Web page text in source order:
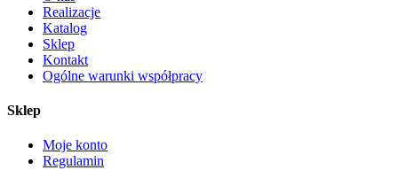
Realizacje
Katalog
Sklep
Kontakt
Ogólne warunki współpracy
Sklep
Moje konto
Regulamin